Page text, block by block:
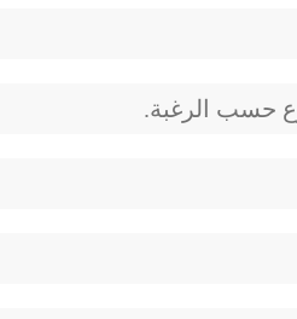
حسب الرغبة.